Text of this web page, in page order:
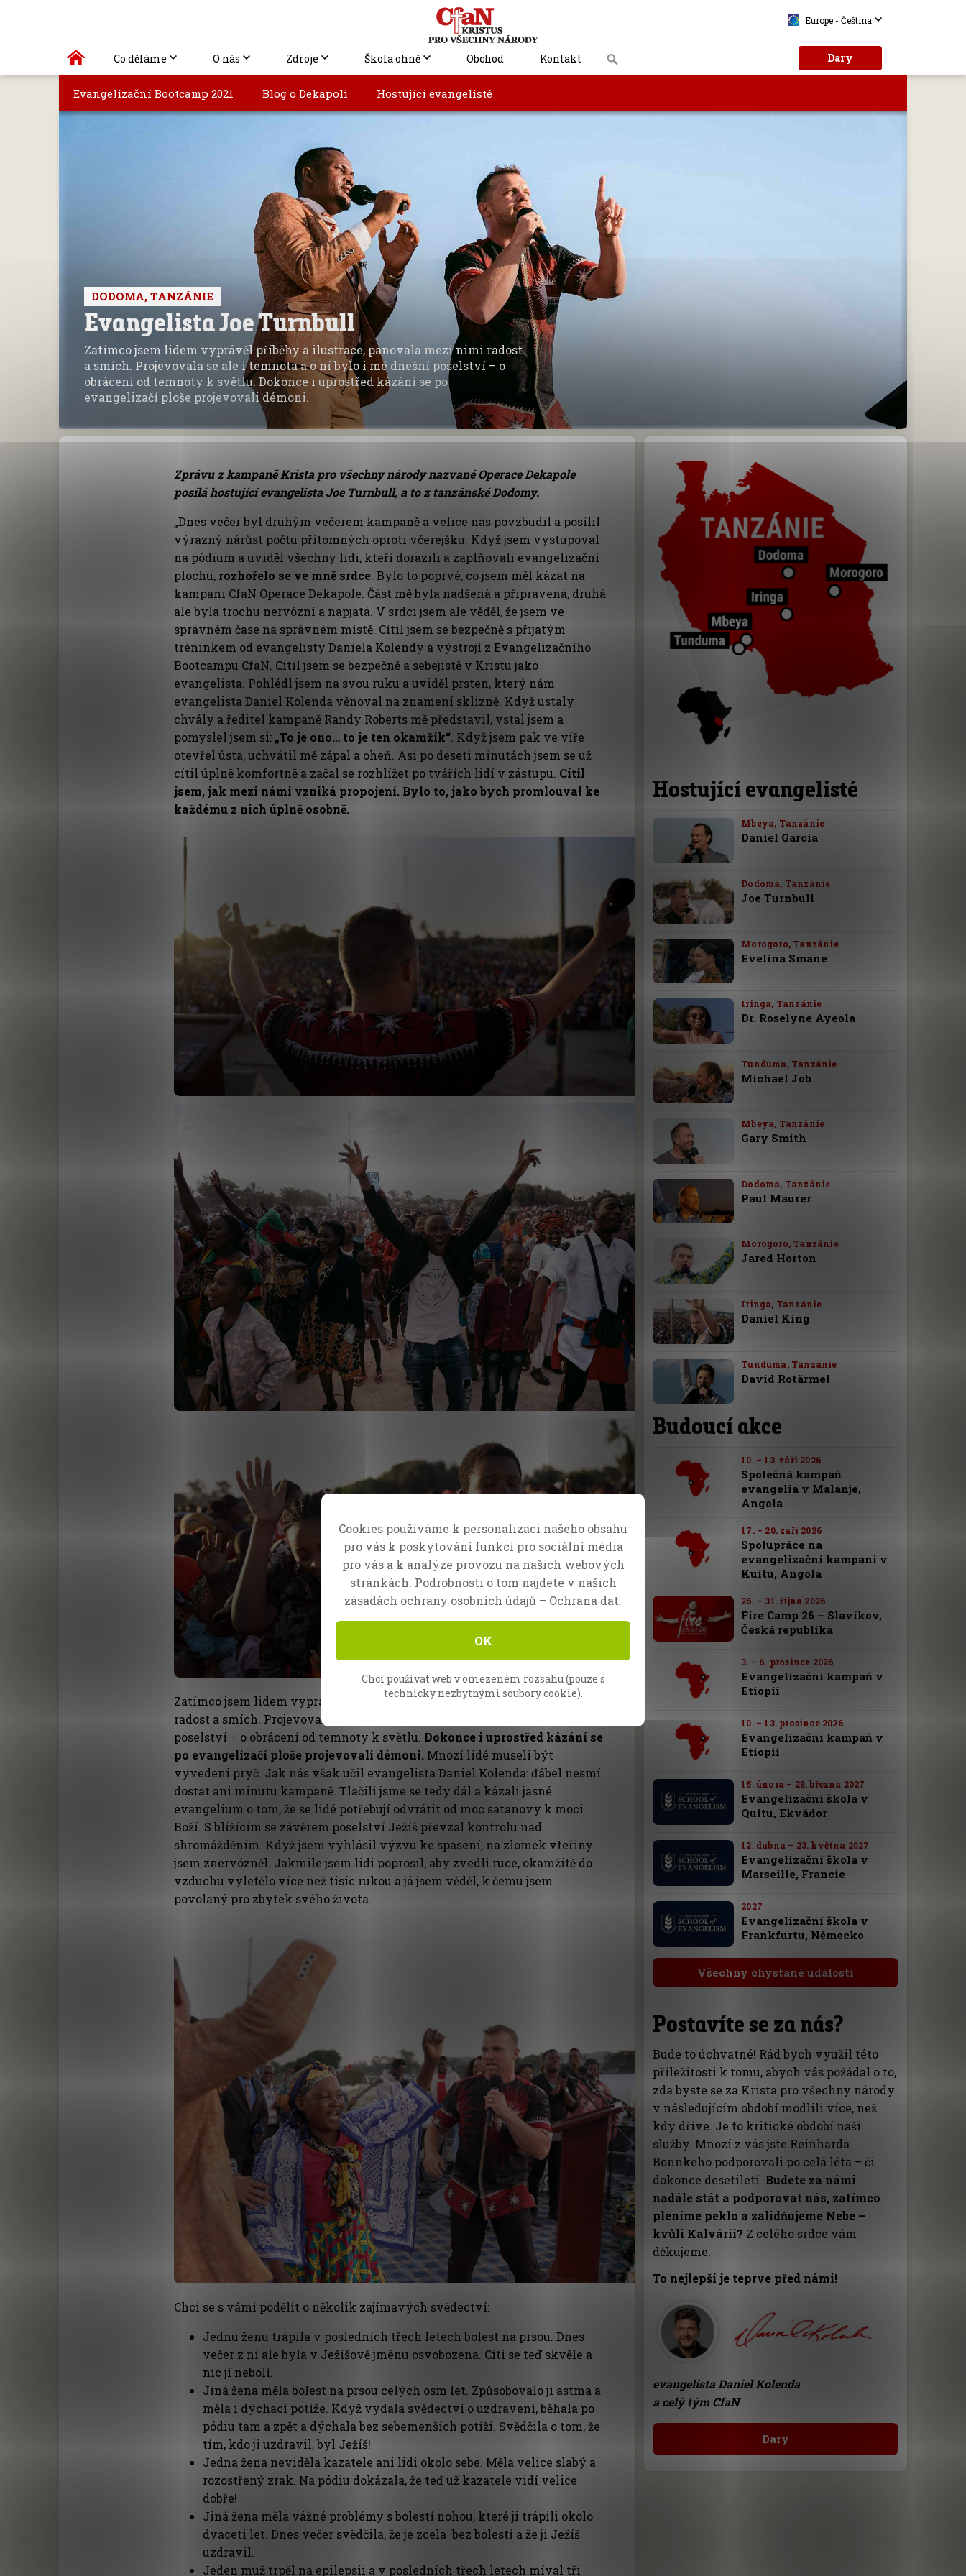
Co děláme O nás Zdroje Škola ohně Obchod Kontakt Dary
Europe - Čeština
Evangelizační Bootcamp 2021 Blog o Dekapoli Hostující evangelisté
DODOMA, TANZÁNIE
Evangelista Joe Turnbull
Zatímco jsem lidem vyprávěl příběhy a ilustrace, panovala mezi nimi radost
a smích. Projevovala se ale i temnota a o ní bylo i mé dnešní poselství – o
obrácení od temnoty k světlu. Dokonce i uprostřed kázání se po
evangelizačí ploše projevovali démoni.
Zprávu z kampaně Krista pro všechny národy nazvané Operace Dekapole
posílá hostující evangelista Joe Turnbull, a to z tanzánské Dodomy.
„Dnes večer byl druhým večerem kampaně a velice nás povzbudil a posílil
výrazný nárůst počtu přítomných oproti včerejšku. Když jsem vystupoval
na pódium a uviděl všechny lidi, kteří dorazili a zaplňovali evangelizační
plochu, rozhořelo se ve mně srdce. Bylo to poprvé, co jsem měl kázat na
kampani CfaN Operace Dekapole. Část mě byla nadšená a připravená, druhá
ale byla trochu nervózní a napjatá. V srdci jsem ale věděl, že jsem ve
správném čase na správném místě. Cítil jsem se bezpečně s přijatým
tréninkem od evangelisty Daniela Kolendy a výstrojí z Evangelizačního
Bootcampu CfaN. Cítil jsem se bezpečně a sebejistě v Kristu jako
evangelista. Pohlédl jsem na svou ruku a uviděl prsten, který nám
evangelista Daniel Kolenda věnoval na znamení sklizně. Když ustaly
chvály a ředitel kampaně Randy Roberts mě představil, vstal jsem a
pomyslel jsem si: „To je ono… to je ten okamžik“. Když jsem pak ve víře
otevřel ústa, uchvátil mě zápal a oheň. Asi po deseti minutách jsem se už
cítil úplně komfortně a začal se rozhlížet po tvářích lidí v zástupu. Cítil
jsem, jak mezi námi vzniká propojení. Bylo to, jako bych promlouval ke
každému z nich úplně osobně.
Zatímco jsem lidem vyprávěl příběhy a ilustrace, panovala mezi nimi
radost a smích. Projevovala se ale i temnota a o ní bylo i mé dnešní
poselství – o obrácení od temnoty k světlu. Dokonce i uprostřed kázání se
po evangelizačí ploše projevovali démoni. Mnozí lidé museli být
vyvedeni pryč. Jak nás však učil evangelista Daniel Kolenda: ďábel nesmí
dostat ani minutu kampaně. Tlačili jsme se tedy dál a kázali jasné
evangelium o tom, že se lidé potřebují odvrátit od moc satanovy k moci
Boží. S blížícím se závěrem poselství Ježíš převzal kontrolu nad
shromážděním. Když jsem vyhlásil výzvu ke spasení, na zlomek vteřiny
jsem znervózněl. Jakmile jsem lidi poprosil, aby zvedli ruce, okamžitě do
vzduchu vyletělo více než tisíc rukou a já jsem věděl, k čemu jsem
povolaný pro zbytek svého života.
Chci se s vámi podělit o několik zajímavých svědectví:
Jednu ženu trápila v posledních třech letech bolest na prsou. Dnes
večer z ní ale byla v Ježíšově jménu osvobozena. Cítí se teď skvěle a
nic jí nebolí.
Jiná žena měla bolest na prsou celých osm let. Způsobovalo ji astma a
měla i dýchací potíže. Když vydala svědectví o uzdravení, běhala po
pódiu tam a zpět a dýchala bez sebemenších potíží. Svědčila o tom, že
tím, kdo ji uzdravil, byl Ježíš!
Jedna žena neviděla kazatele ani lidi okolo sebe. Měla velice slabý a
rozostřený zrak. Na pódiu dokázala, že teď už kazatele vidí velice
dobře!
Jiná žena měla vážné problémy s bolestí nohou, které ji trápili okolo
dvaceti let. Dnes večer svědčila, že je zcela bez bolestí a že ji Ježíš
uzdravil.
Jeden muž trpěl na epilepsii a v posledních třech letech míval tři
Hostující evangelisté
Mbeya, Tanzánie
Daniel Garcia
Dodoma, Tanzánie
Joe Turnbull
Morogoro, Tanzánie
Evelina Smane
Iringa, Tanzánie
Dr. Roselyne Ayeola
Tunduma, Tanzánie
Michael Job
Mbeya, Tanzánie
Gary Smith
Dodoma, Tanzánie
Paul Maurer
Morogoro, Tanzánie
Jared Horton
Iringa, Tanzánie
Daniel King
Tunduma, Tanzánie
David Rotärmel
Budoucí akce
10. – 13. září 2026
Společná kampaň
evangelia v Malanje,
Angola
17. – 20. září 2026
Spolupráce na
evangelizační kampani v
Kuitu, Angola
26. – 31. října 2026
Fire Camp 26 – Slavíkov,
Česká republika
3. – 6. prosince 2026
Evangelizační kampaň v
Etiopii
10. – 13. prosince 2026
Evangelizační kampaň v
Etiopii
15. února – 28. března 2027
Evangelizační škola v
Quitu, Ekvádor
12. dubna – 23. května 2027
Evangelizační škola v
Marseille, Francie
2027
Evangelizační škola v
Frankfurtu, Německo
Všechny chystané události
Postavíte se za nás?
Bude to úchvatné! Rád bych využil této
příležitosti k tomu, abych vás požádal o to,
zda byste se za Krista pro všechny národy
v následujícím období modlili více, než
kdy dříve. Je to kritické období naší
služby. Mnozí z vás jste Reinharda
Bonnkeho podporovali po celá léta – či
dokonce desetiletí. Budete za námi
nadále stát a podporovat nás, zatímco
pleníme peklo a zalidňujeme Nebe –
kvůli Kalvárii? Z celého srdce vám
děkujeme.
To nejlepší je teprve před námi!
evangelista Daniel Kolenda
a celý tým CfaN
Dary
Cookies používáme k personalizaci našeho obsahu
pro vás k poskytování funkcí pro sociální média
pro vás a k analýze provozu na našich webových
stránkách. Podrobnosti o tom najdete v našich
zásadách ochrany osobních údajů – Ochrana dat.
OK
Chci používat web v omezeném rozsahu (pouze s
technicky nezbytnými soubory cookie).